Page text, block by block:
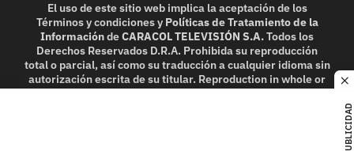
PUBLICIDAD
El uso de este sitio web implica la aceptación de los
Términos y condicionesy Políticas de Tratamiento de la
InformacióndeCARACOL TELEVISIÓN S.A.Todos los
Derechos Reservados D.R.A. Prohibida su reproducción
total o parcial, así como su traducción a cualquier idioma sin
autorización escrita de su titular. Reproduction in whole or
in part, or translation without written permission is